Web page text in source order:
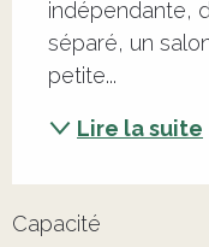
indépendante,
séparé, un
petite...
Lire la suite
Capacité